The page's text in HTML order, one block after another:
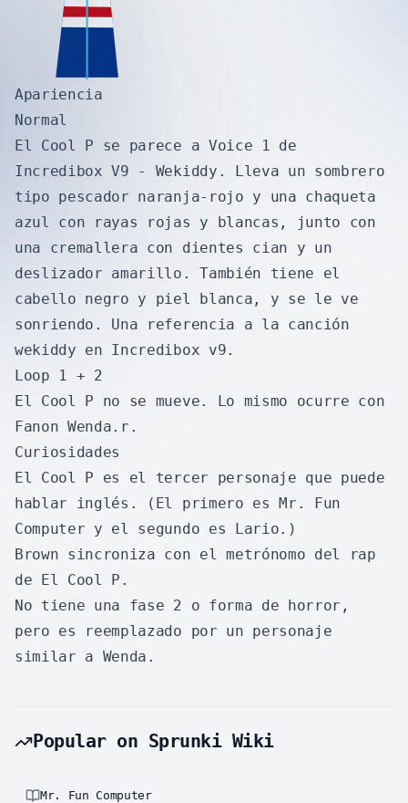
Apariencia
Normal
El Cool P se parece a Voice 1 de
Incredibox V9 - Wekiddy. Lleva un sombrero
tipo pescador naranja-rojo y una chaqueta
azul con rayas rojas y blancas, junto con
una cremallera con dientes cian y un
deslizador amarillo. También tiene el
cabello negro y piel blanca, y se le ve
sonriendo. Una referencia a la canción
wekiddy en Incredibox v9.
Loop 1 + 2
El Cool P no se mueve. Lo mismo ocurre con
Fanon Wenda.r.
Curiosidades
El Cool P es el tercer personaje que puede
hablar inglés. (El primero es Mr. Fun
Computer y el segundo es Lario.)
Brown sincroniza con el metrónomo del rap
de El Cool P.
No tiene una fase 2 o forma de horror,
pero es reemplazado por un personaje
similar a Wenda.
Popular on Sprunki Wiki
Mr. Fun Computer